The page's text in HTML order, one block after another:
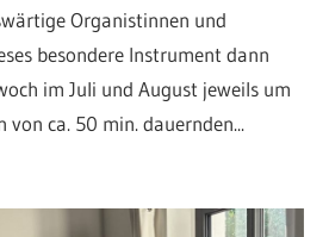
Organistinnen und
besondere Instrument dann
im Juli und August jeweils um
ca. 50 min. dauernden...